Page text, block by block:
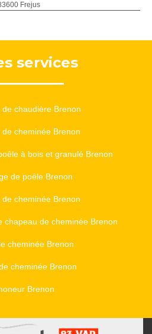
Frejus
services
de chaudière Brenon
de cheminée Brenon
à bois et granulé Brenon
de poêle Brenon
de cheminée Brenon
chapeau de cheminée Brenon
cheminée Brenon
cheminée Brenon
Brenon